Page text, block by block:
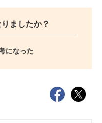
ましたか？
になった